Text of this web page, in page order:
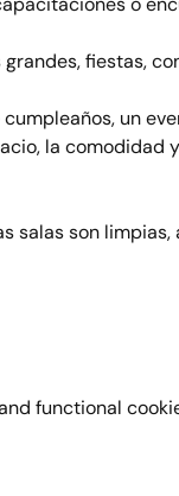
fiestas,
un
la comodidad
salas son
functional